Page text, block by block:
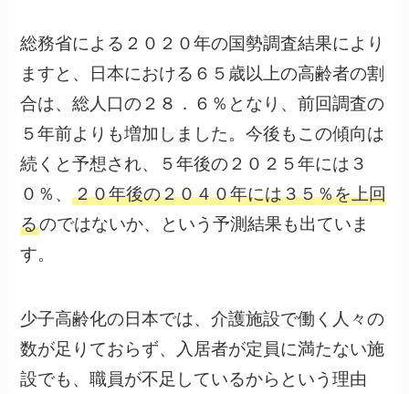
総務省による２０２０年の国勢調査結果により
ますと、日本における６５歳以上の高齢者の割
合は、総人口の２８．６％となり、前回調査の
５年前よりも増加しました。今後もこの傾向は
続くと予想され、５年後の２０２５年には３
０％、２０年後の２０４０年には３５％を上回
るのではないか、という予測結果も出ていま
す。
少子高齢化の日本では、介護施設で働く人々の
数が足りておらず、入居者が定員に満たない施
設でも、職員が不足しているからという理由